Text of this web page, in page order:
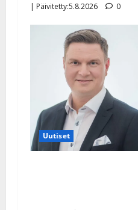
| Päivitetty:5.8.2026
0
Uutiset